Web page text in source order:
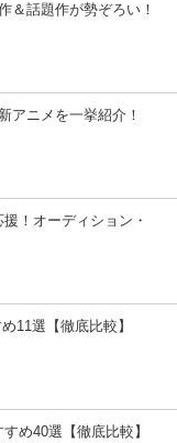
＆話題作が勢ぞろい！
アニメを一挙紹介！
！オーディション・
11選【徹底比較】
め40選【徹底比較】